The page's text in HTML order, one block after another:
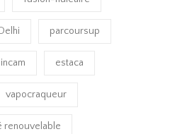
parcoursup
incam estaca
vapocraqueur
renouvelable